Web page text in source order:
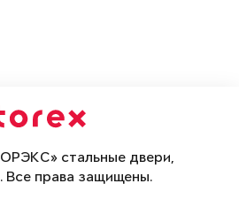
стальные двери,
Все права защищены.